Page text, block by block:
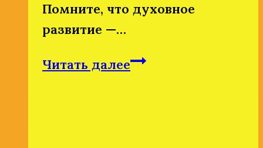
Помните, что духовное
развитие —…
Читать далееДуховное